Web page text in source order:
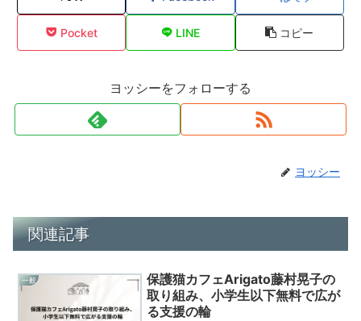
Pocket LINE コピー
ヨッシーをフォローする
ヨッシー
関連記事
一般
保護猫カフェArigato藤村晃子の
取り組み、小学生以下無料で広が
る支援の輪